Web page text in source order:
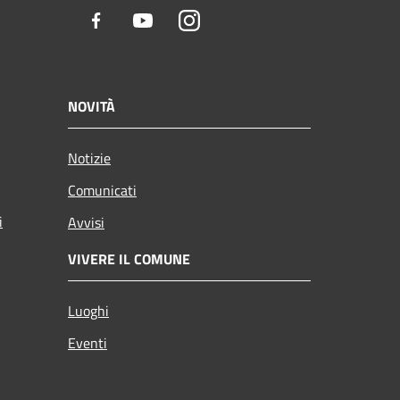
Facebook YoutubeInstagram
NOVITÀ
Notizie
Comunicati
Avvisi
VIVERE IL COMUNE
Luoghi
Eventi